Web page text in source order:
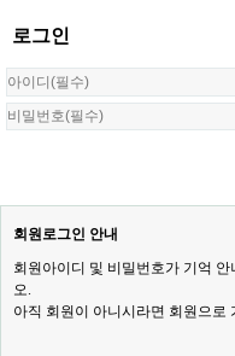
로그인
회원로그인 안내
회원아이디 및 비밀번호가 기억
오.
아직 회원이 아니시라면 회원으로